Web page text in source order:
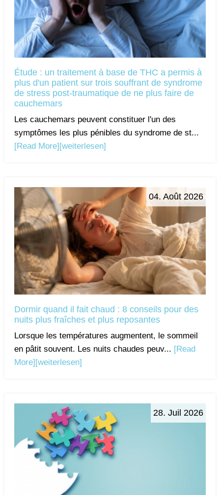
Étude : un traitement à base de THC a permis à
plus d'un patient sur trois souffrant de syndrome
de stress post-traumatique de ne plus faire de
cauchemars
Les cauchemars peuvent constituer l'un des
symptômes les plus pénibles du syndrome de st...
[Read More] [weiterlesen]
04. Août 2026
Dormir quand il fait chaud : 8 conseils pour des
nuits plus fraîches et plus reposantes
Lorsque les températures augmentent, le sommeil
en pâtit souvent. Les nuits chaudes peuv... [Read
More] [weiterlesen]
28. Juil 2026